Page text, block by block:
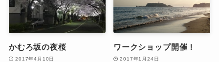
かむろ坂の夜桜
2017年4月10日
ワークショップ開催！
2017年1月24日